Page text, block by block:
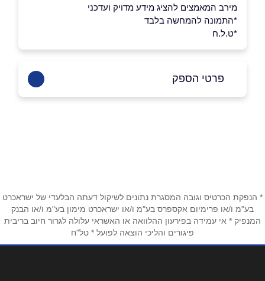
מירב המאמצים להציג מידע מדויק ועדכני
*התמונה להמחשה בלבד
*ט.ל.ח
פרטי הספק
שם מלא*
* הנפקת הכרטיס וגובה המסגרת נתונים לשיקול דעתה הבלעדי של ישראכרט
בע"מ ו/או פרימיום אקספרס בע"מ ו/או ישראכרט מימון בע"מ ו/או הבנק
המנפיק * אי עמידה בפירעון ההלוואה או האשראי עלולה לגרור חיוב בריבית
פיגורים והליכי הוצאה לפועל * טל"ח